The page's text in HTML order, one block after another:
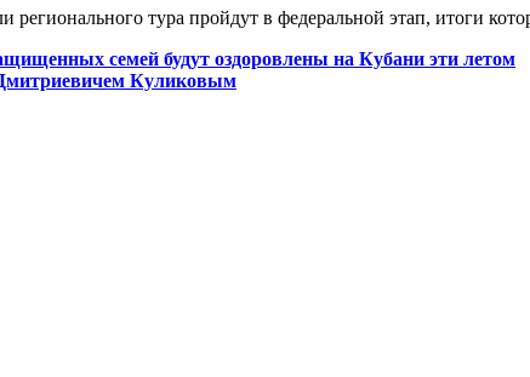
регионального тура пройдут в федеральной этап, итоги
семей будут оздоровлены на Кубани эти летом
Куликовым